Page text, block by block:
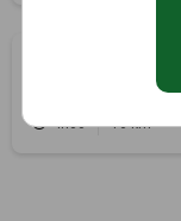
Larçay, Indre-
4h00 16 km